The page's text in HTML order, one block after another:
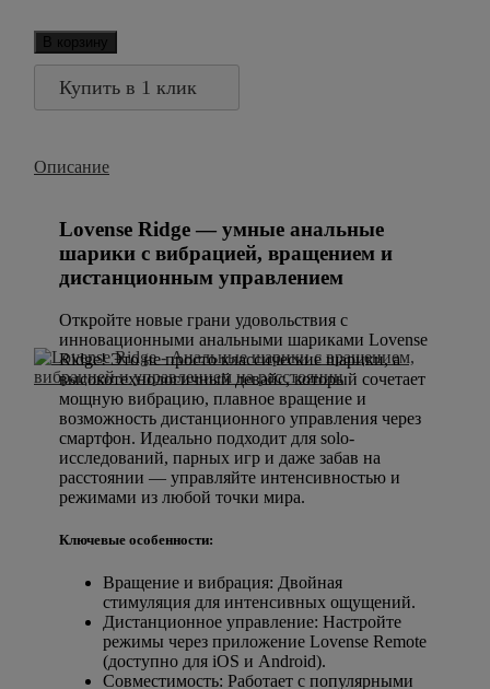
В корзину
Купить в 1 клик
Описание
Lovense Ridge — умные анальные
шарики с вибрацией, вращением и
дистанционным управлением
Откройте новые грани удовольствия с
инновационными анальными шариками Lovense
Ridge! Это не просто классические шарики, а
высокотехнологичный девайс, который сочетает
мощную вибрацию, плавное вращение и
возможность дистанционного управления через
смартфон. Идеально подходит для solo-
исследований, парных игр и даже забав на
расстоянии — управляйте интенсивностью и
режимами из любой точки мира.
Ключевые особенности:
Вращение и вибрация: Двойная
стимуляция для интенсивных ощущений.
Дистанционное управление: Настройте
режимы через приложение Lovense Remote
(доступно для iOS и Android).
Совместимость: Работает с популярными